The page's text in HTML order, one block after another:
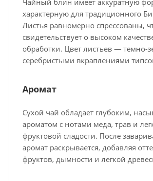
характерную для традиционного
Листья равномерно спрессованы,
свидетельствует о высоком
обработки. Цвет листьев — темно-
серебристыми вкраплениями
Аромат
Сухой чай обладает глубоким,
ароматом с нотами меда, трав и
фруктовой сладости. После
аромат раскрывается, добавляя
фруктов, дымности и легкой